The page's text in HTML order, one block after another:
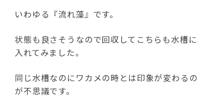
いわゆる『流れ藻』です。
状態も良さそうなので回収してこちらも水槽に
入れてみました。
同じ水槽なのにワカメの時とは印象が変わるの
が不思議です。